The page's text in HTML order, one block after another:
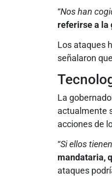
“Nos han
referirse a la
Los ataques
señalaron
La
actualmente
acciones de
“Si ellos
mandataria,
ataques